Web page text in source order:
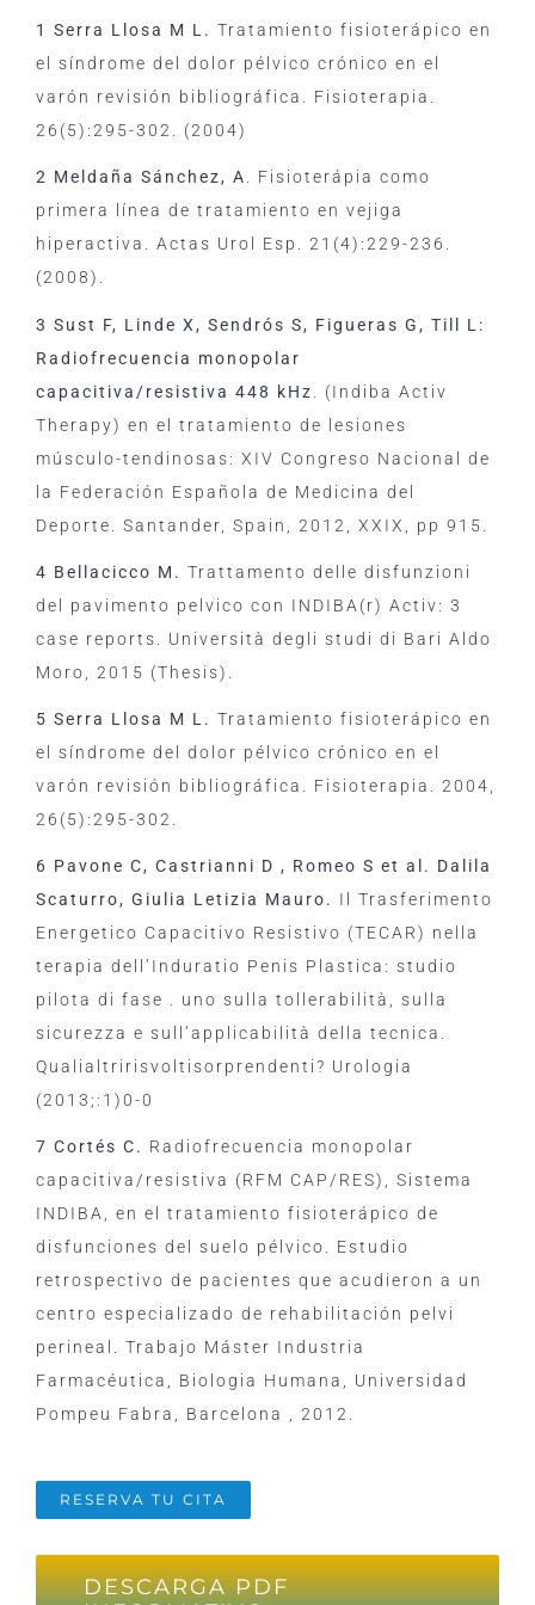
1 Serra Llosa M L. Tratamiento fisioterápico en
el síndrome del dolor pélvico crónico en el
varón revisión bibliográfica. Fisioterapia.
26(5):295-302. (2004)
2 Meldaña Sánchez, A. Fisioterápia como
primera línea de tratamiento en vejiga
hiperactiva. Actas Urol Esp. 21(4):229-236.
(2008).
3 Sust F, Linde X, Sendrós S, Figueras G, Till L:
Radiofrecuencia monopolar
capacitiva/resistiva 448 kHz
. (Indiba Activ
Therapy) en el tratamiento de lesiones
músculo-tendinosas: XIV Congreso Nacional de
la Federación Española de Medicina del
Deporte. Santander, Spain, 2012, XXIX, pp 915.
4 Bellacicco M. Trattamento delle disfunzioni
del pavimento pelvico con INDIBA(r) Activ: 3
case reports. Università degli studi di Bari Aldo
Moro, 2015 (Thesis).
5 Serra Llosa M L. Tratamiento fisioterápico en
el síndrome del dolor pélvico crónico en el
varón revisión bibliográfica. Fisioterapia. 2004,
26(5):295-302.
6 Pavone C, Castrianni D , Romeo S et al. Dalila
Scaturro, Giulia Letizia Mauro. Il Trasferimento
Energetico Capacitivo Resistivo (TECAR) nella
terapia dell’Induratio Penis Plastica: studio
pilota di fase . uno sulla tollerabilità, sulla
sicurezza e sull’applicabilità della tecnica.
Qualialtririsvoltisorprendenti? Urologia
(2013;:1)0-0
7 Cortés C. Radiofrecuencia monopolar
capacitiva/resistiva (RFM CAP/RES), Sistema
INDIBA, en el tratamiento fisioterápico de
disfunciones del suelo pélvico. Estudio
retrospectivo de pacientes que acudieron a un
centro especializado de rehabilitación pelvi
perineal. Trabajo Máster Industria
Farmacéutica, Biologia Humana, Universidad
Pompeu Fabra, Barcelona , 2012.
RESERVA TU CITA
DESCARGA PDF